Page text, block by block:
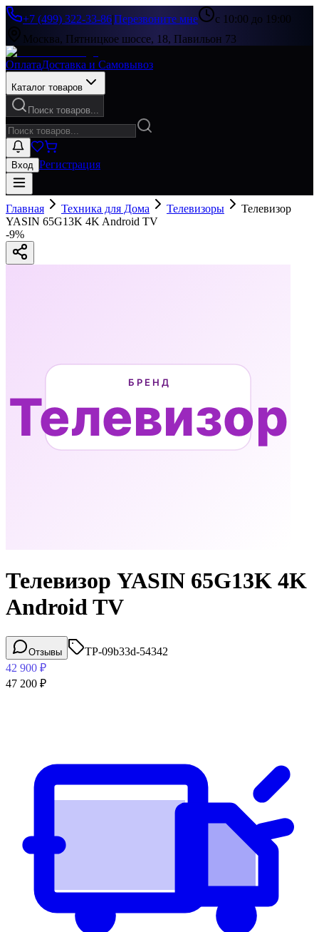
+7 (499) 322-33-86|Перезвоните мне
с 10:00 до 19:00
Москва, Пятницкое шоссе, 18, Павильон 73
ОплатаДоставка и Самовывоз
Каталог товаров
Поиск товаров...
Вход Регистрация
Главная Техника для Дома Телевизоры
Телевизор
YASIN 65G13K 4K Android TV
-9%
Телевизор YASIN 65G13K 4K
Android TV
Отзывы
TP-09b33d-54342
42 900 ₽
47 200 ₽